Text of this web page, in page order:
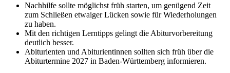
Nachhilfe sollte möglichst früh starten, um genügend Zeit
zum Schließen etwaiger Lücken sowie für Wiederholungen
zu haben.
Mit den richtigen Lerntipps gelingt die Abiturvorbereitung
deutlich besser.
Abiturienten und Abiturientinnen sollten sich früh über die
Abiturtermine 2027 in Baden-Württemberg informieren.